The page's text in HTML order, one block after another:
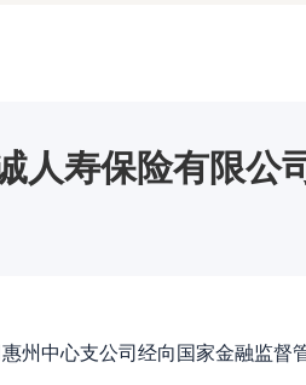
人寿保险有限公
中心支公司经向国家金融监督